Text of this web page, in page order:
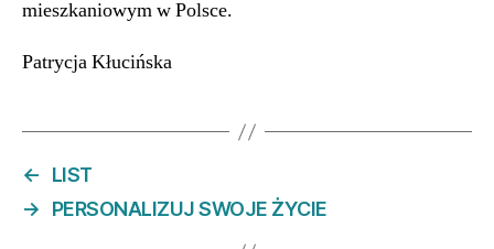
mieszkaniowym w Polsce.
Patrycja Kłucińska
←
LIST
→
PERSONALIZUJ SWOJE ŻYCIE